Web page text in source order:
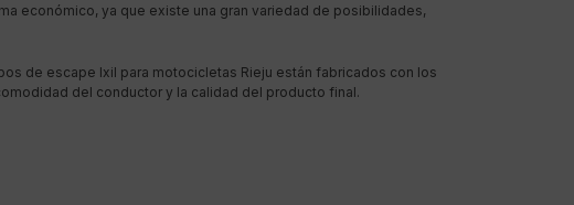
económico, ya que existe una gran variedad de posibilidades,
de escape Ixil para motocicletas Rieju están fabricados con los
del conductor y la calidad del producto final.